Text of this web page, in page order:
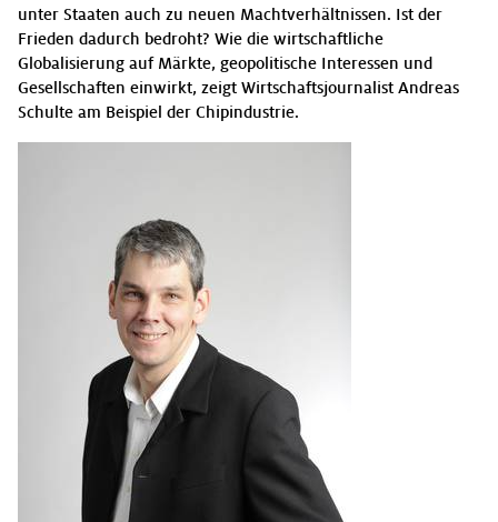
unter Staaten auch zu neuen Machtverhältnissen. Ist der
Frieden dadurch bedroht? Wie die wirtschaftliche
Globalisierung auf Märkte, geopolitische Interessen und
Gesellschaften einwirkt, zeigt Wirtschaftsjournalist Andreas
Schulte am Beispiel der Chipindustrie.